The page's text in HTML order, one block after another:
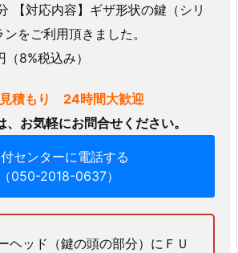
【対応内容】ギザ形状の鍵（シリ
をご利用頂きました。
（8%税込み）
積もり 24時間大歓迎
、お気軽にお問合せください。
センターに電話する
（050-2018-0637）
ヘッド（鍵の頭の部分）にＦＵ